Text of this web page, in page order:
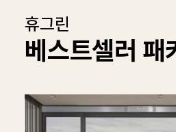
휴그린
베스트셀러 패